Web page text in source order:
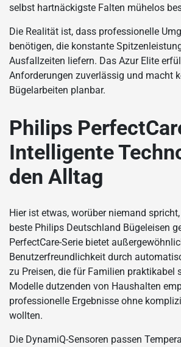
selbst hartnäckigste Falten mühelos
Die Realität ist, dass professionelle
benötigen, die konstante
Ausfallzeiten liefern. Das Azur Elite
Anforderungen zuverlässig und macht
Bügelarbeiten planbar.
Philips
Intelligente
den Alltag
Hier ist etwas, worüber niemand
beste Philips Deutschland Bügeleisen
PerfectCare-Serie bietet
Benutzerfreundlichkeit durch
zu Preisen, die für Familien praktikabel
Modelle dutzenden von Haushalten
professionelle Ergebnisse ohne
wollten.
Die DynamiQ-Sensoren passen